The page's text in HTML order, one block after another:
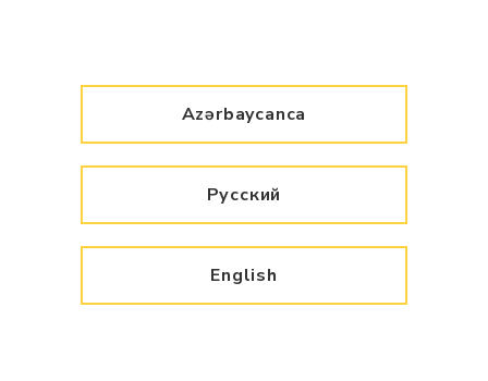
Azərbaycanca
Русский
English